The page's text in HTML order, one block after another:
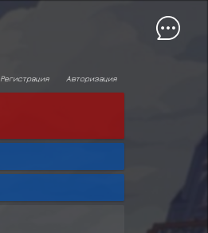
Авторизация
Регистрация